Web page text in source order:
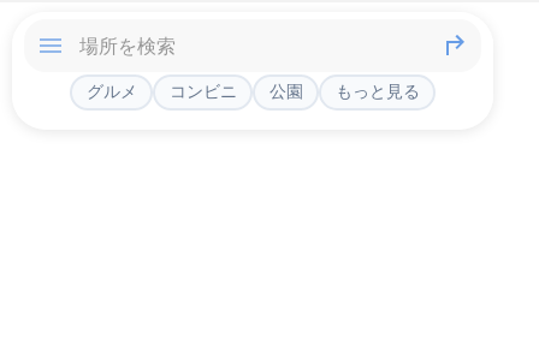
グルメ コンビニ 公園 もっと見る